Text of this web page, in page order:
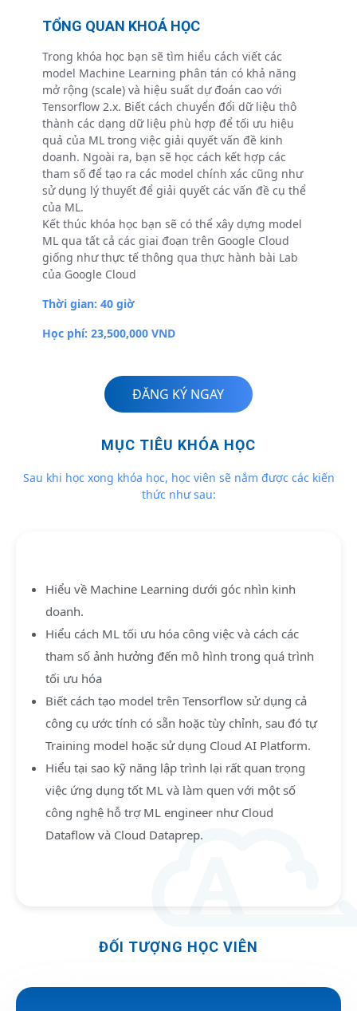
TỔNG QUAN KHOÁ HỌC
Trong khóa học bạn sẽ tìm hiểu cách viết các
model Machine Learning phân tán có khả năng
mở rộng (scale) và hiệu suất dự đoán cao với
Tensorflow 2.x. Biết cách chuyển đổi dữ liệu thô
thành các dạng dữ liệu phù hợp để tối ưu hiệu
quả của ML trong việc giải quyết vấn đề kinh
doanh. Ngoài ra, bạn sẽ học cách kết hợp các
tham số để tạo ra các model chính xác cũng như
sử dụng lý thuyết để giải quyết các vấn đề cụ thể
của ML.
Kết thúc khóa học bạn sẽ có thể xây dựng model
ML qua tất cả các giai đoạn trên Google Cloud
giống như thực tế thông qua thực hành bài Lab
của Google Cloud
Thời gian: 40 giờ
Học phí: 23,500,000 VND
ĐĂNG KÝ NGAY
MỤC TIÊU KHÓA HỌC
Sau khi học xong khóa học, học viên sẽ nắm được các kiến
thức như sau:
Hiểu về Machine Learning dưới góc nhìn kinh
doanh.
Hiểu cách ML tối ưu hóa công việc và cách các
tham số ảnh hưởng đến mô hình trong quá trình
tối ưu hóa
Biết cách tạo model trên Tensorflow sử dụng cả
công cụ ước tính có sẵn hoặc tùy chỉnh, sau đó tự
Training model hoặc sử dụng Cloud AI Platform.
Hiểu tại sao kỹ năng lập trình lại rất quan trọng
việc ứng dụng tốt ML và làm quen với một số
công nghệ hỗ trợ ML engineer như Cloud
Dataflow và Cloud Dataprep.
ĐỐI TƯỢNG HỌC VIÊN